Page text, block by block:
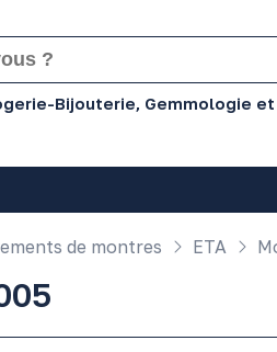
Bijouterie, Gemmologie
de montres ETA